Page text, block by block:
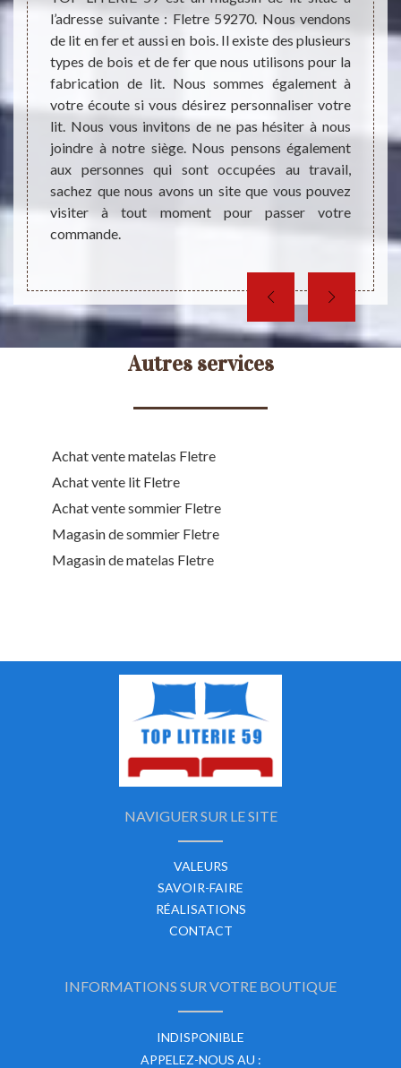
les
cette
fait
l’adresse suivante : Fletre 59270. Nous vendons
de lit en fer et aussi en bois. Il existe des plusieurs
types de bois et de fer que nous utilisons pour la
fabrication de lit. Nous sommes également à
votre écoute si vous désirez personnaliser votre
lit. Nous vous invitons de ne pas hésiter à nous
joindre à notre siège. Nous pensons également
aux personnes qui sont occupées au travail,
sachez que nous avons un site que vous pouvez
visiter à tout moment pour passer votre
commande.
Les
état.
des
web.
très
Autres services
Achat vente matelas Fletre
Achat vente lit Fletre
Achat vente sommier Fletre
Magasin de sommier Fletre
Magasin de matelas Fletre
NAVIGUER SUR LE SITE
VALEURS
SAVOIR-FAIRE
RÉALISATIONS
CONTACT
INFORMATIONS SUR VOTRE BOUTIQUE
INDISPONIBLE
APPELEZ-NOUS AU :